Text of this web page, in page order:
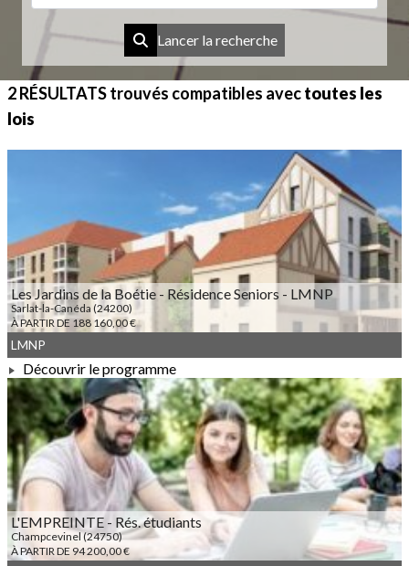
Lancer la recherche
2 RÉSULTATStrouvés compatibles avectoutes les
lois
Les Jardins de la Boétie - Résidence Seniors - LMNP
Sarlat-la-Canéda (24200)
À PARTIR DE 188 160,00 €
À PARTIR DE 188 160,00 €
LMNP
Découvrir le programme
L'EMPREINTE - Rés. étudiants
Champcevinel (24750)
À PARTIR DE 94 200,00 €